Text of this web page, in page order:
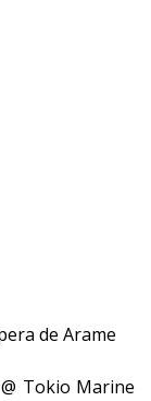
de Arame
Tokio Marine